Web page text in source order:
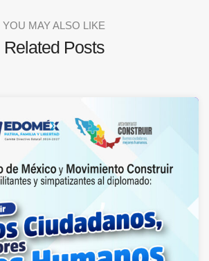
YOU MAY ALSO LIKE
Related Posts